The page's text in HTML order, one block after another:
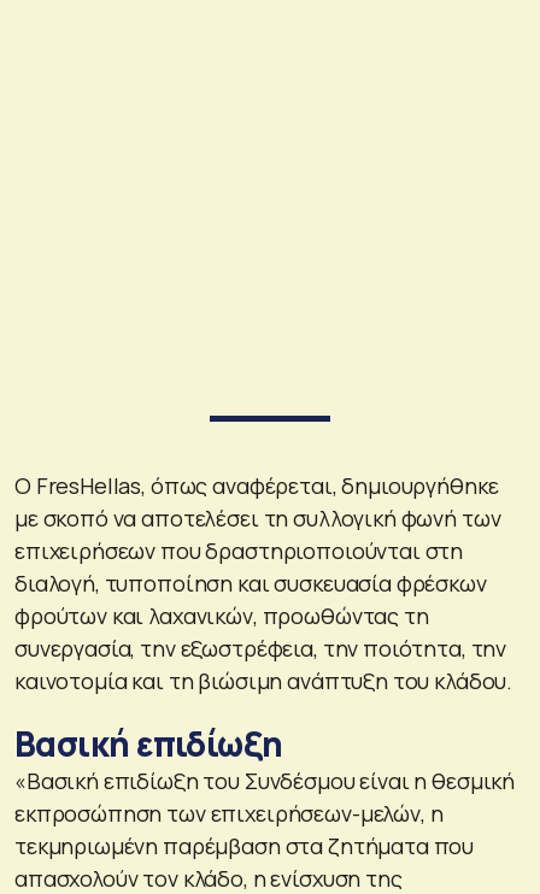
O FresHellas, όπως αναφέρεται, δημιουργήθηκε
με σκοπό να αποτελέσει τη συλλογική φωνή των
επιχειρήσεων που δραστηριοποιούνται στη
διαλογή, τυποποίηση και συσκευασία φρέσκων
φρούτων και λαχανικών, προωθώντας τη
συνεργασία, την εξωστρέφεια, την ποιότητα, την
καινοτομία και τη βιώσιμη ανάπτυξη του κλάδου.
Βασική επιδίωξη
«Βασική επιδίωξη του Συνδέσμου είναι η θεσμική
εκπροσώπηση των επιχειρήσεων-μελών, η
τεκμηριωμένη παρέμβαση στα ζητήματα που
απασχολούν τον κλάδο, η ενίσχυση της